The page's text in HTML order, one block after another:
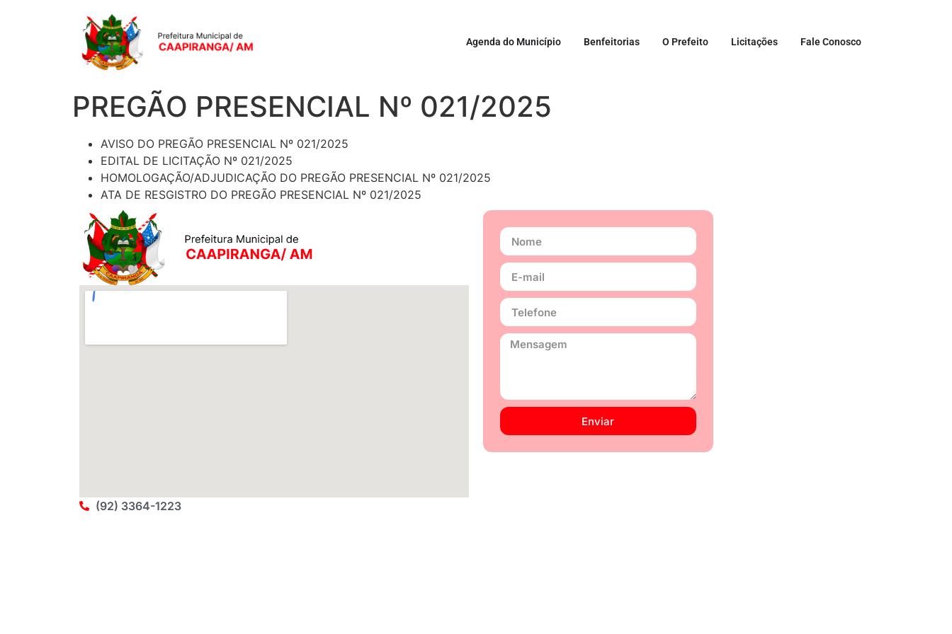
Agenda do Município Benfeitorias O Prefeito Licitações Fale Conosco
PREGÃO PRESENCIAL Nº 021/2025
AVISO DO PREGÃO PRESENCIAL Nº 021/2025
EDITAL DE LICITAÇÃO Nº 021/2025
HOMOLOGAÇÃO/ADJUDICAÇÃO DO PREGÃO PRESENCIAL Nº 021/2025
ATA DE RESGISTRO DO PREGÃO PRESENCIAL Nº 021/2025
(92) 3364-1223
Enviar